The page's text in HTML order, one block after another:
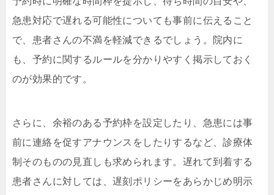
急患対応で遅れる可能性についても事前に伝えること
で、患者さんの不満を軽減できるでしょう。院内に
も、予約に関するルールを分かりやすく掲示しておく
のが効果的です。
さらに、余裕のある予約枠を設定したり、急患には事
前に連絡を促すアナウンスをしたりするなど、診療体
制そのものの見直しも求められます。遅れて到着する
患者さんに対しては、遅刻ポリシーをあらかじめ明示